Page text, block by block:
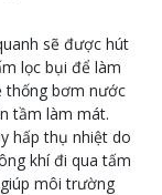
sẽ được hút
lọc bụi để làm
thống bơm nước
tầm làm mát.
hấp thụ nhiệt do
khí đi qua tấm
môi trường